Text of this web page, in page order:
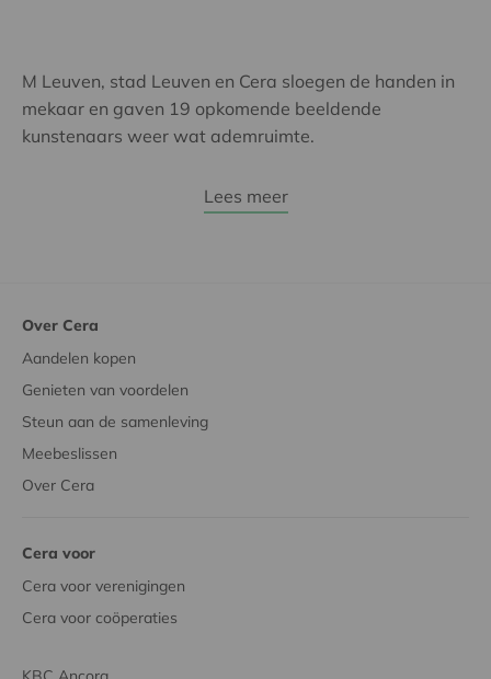
M Leuven, stad Leuven en Cera sloegen de handen in
mekaar en gaven 19 opkomende beeldende
kunstenaars weer wat ademruimte.
Lees meer
Over Cera
Aandelen kopen
Genieten van voordelen
Steun aan de samenleving
Meebeslissen
Over Cera
Cera voor
Cera voor verenigingen
Cera voor coöperaties